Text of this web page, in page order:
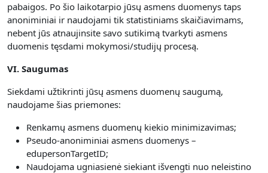
pabaigos. Po šio laikotarpio jūsų asmens duomenys taps
anoniminiai ir naudojami tik statistiniams skaičiavimams,
nebent jūs atnaujinsite savo sutikimą tvarkyti asmens
duomenis tęsdami mokymosi/studijų procesą.
VI. Saugumas
Siekdami užtikrinti jūsų asmens duomenų saugumą,
naudojame šias priemones:
Renkamų asmens duomenų kiekio minimizavimas;
Pseudo-anoniminiai asmens duomenys –
edupersonTargetID;
Naudojama ugniasienė siekiant išvengti nuo neleistino